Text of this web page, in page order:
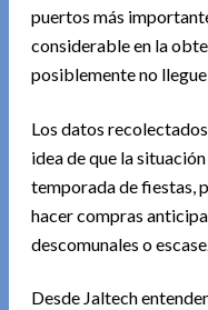
puertos más
considerable en la
posiblemente no
Los datos
idea de que la
temporada de fiestas,
hacer compras
descomunales o
Desde Jaltech